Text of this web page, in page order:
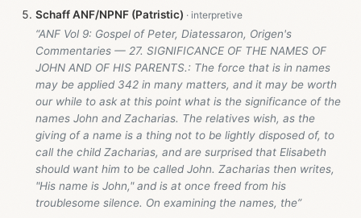
Schaff ANF/NPNF (Patristic)
“ANF Vol 9: Gospel of Peter, Diatessaron, Origen's
Commentaries — 27. SIGNIFICANCE OF THE NAMES OF
JOHN AND OF HIS PARENTS.: The force that is in names
may be applied 342 in many matters, and it may be worth
our while to ask at this point what is the significance of the
names John and Zacharias. The relatives wish, as the
giving of a name is a thing not to be lightly disposed of, to
call the child Zacharias, and are surprised that Elisabeth
should want him to be called John. Zacharias then writes,
"His name is John," and is at once freed from his
troublesome silence. On examining the names, the”